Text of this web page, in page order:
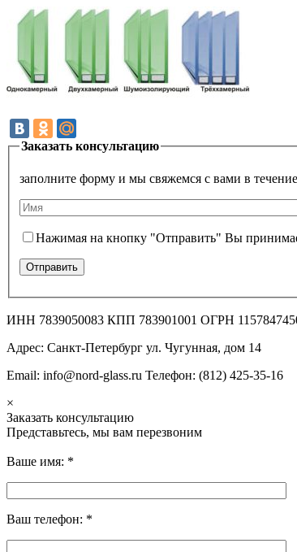
Заказать консультацию
заполните форму и мы свяжемся с вами в
Нажимая на кнопку "Отправить" Вы
ИНН 7839050083 КПП 783901001 ОГРН
Адрес: Санкт-Петербург ул. Чугунная, дом 14
Email: info@nord-glass.ru Телефон: (812) 425-35-16
×
Заказать консультацию
Представьтесь, мы вам перезвоним
Ваше имя: *
Ваш телефон: *